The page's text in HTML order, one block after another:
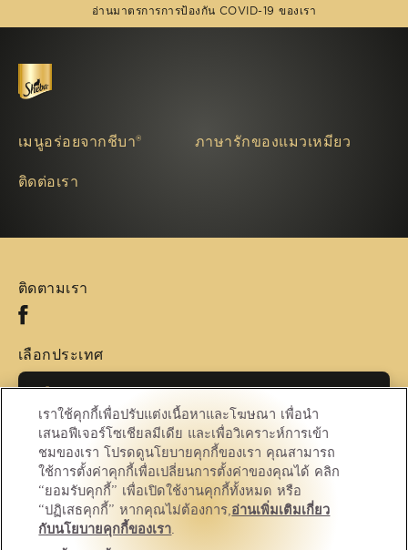
อ่านมาตรการการป้องกัน COVID-19 ของเรา
เมนูอร่อยจากชีบา® ภาษารักของแมวเหมียว
ติดต่อเรา
ติดตามเรา
Facebook (opens in new window)
ความเป็นส่วนตัว(opens in new window)
คุ้กกี้(opens in new window)
ถูกกฎหมาย (opens in new window)การเข้าถึง (opens in new window)
การตั้งค่าคุกกี้
เลือกประเทศ
เลือกประเทศ
เราใช้คุกกี้เพื่อปรับแต่งเนื้อหาและโฆษณา เพื่อนำ
เสนอฟีเจอร์โซเชียลมีเดีย และเพื่อวิเคราะห์การเข้า
ชมของเรา โปรดดูนโยบายคุกกี้ของเรา คุณสามารถ
ใช้การตั้งค่าคุกกี้เพื่อเปลี่ยนการตั้งค่าของคุณได้ คลิก
“ยอมรับคุกกี้” เพื่อเปิดใช้งานคุกกี้ทั้งหมด หรือ
“ปฏิเสธคุกกี้” หากคุณไม่ต้องการ,อ่านเพิ่มเติมเกี่ยว
กับนโยบายคุกกี้ของเรา(opens in a new tab)
.